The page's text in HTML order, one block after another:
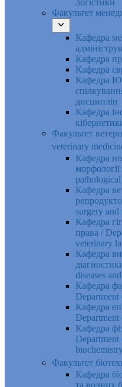
логістики
Факультет
Кафедра
Кафедра
Кафедра
Кафедра
дисциплін
Кафедра
Факультет
veterinary
Кафедра
Кафедра
surgery
Кафедра
права /
veterinary
Кафедра
diseases
Кафедра
Кафедра
Кафедра
Факультет
Кафедра
та водних